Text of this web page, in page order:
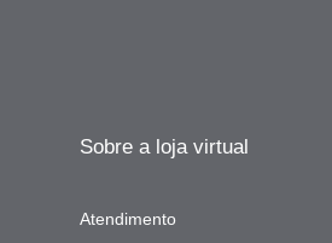
Sobre a loja virtual
Atendimento